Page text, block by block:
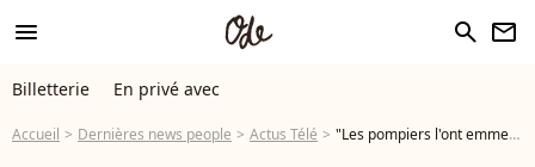
menu search newsletter
Billetterie En privé avec
Accueil Dernières news people Actus Télé "Les pompiers l'ont emmené" : Cindy Van Der Auwera (Familles nombreuses) face à un nouvel événement auquel sa famille ne s'attendait pas